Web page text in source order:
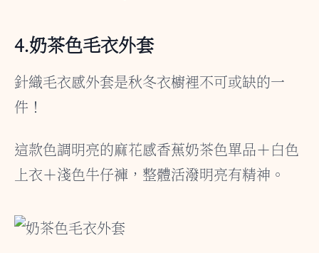
4.奶茶色毛衣外套
針織毛衣感外套是秋冬衣櫥裡不可或缺的一
件！
這款色調明亮的麻花感香蕉奶茶色單品＋白色
上衣＋淺色牛仔褲，整體活潑明亮有精神。